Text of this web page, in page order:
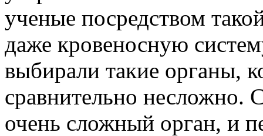
ученые посредством
даже кровеносную
выбирали такие органы,
сравнительно несложно.
очень сложный орган, и